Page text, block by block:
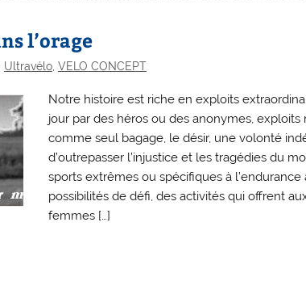
l’orage
Ultravélo, VELO CONCEPT
Notre histoire est riche en exploits
jour par des héros ou des anonymes, exploits
comme seul bagage, le désir, une volonté
d’outrepasser l’injustice et les tragédies du
sports extrêmes ou spécifiques à
possibilités de défi, des activités qui offrent
femmes […]